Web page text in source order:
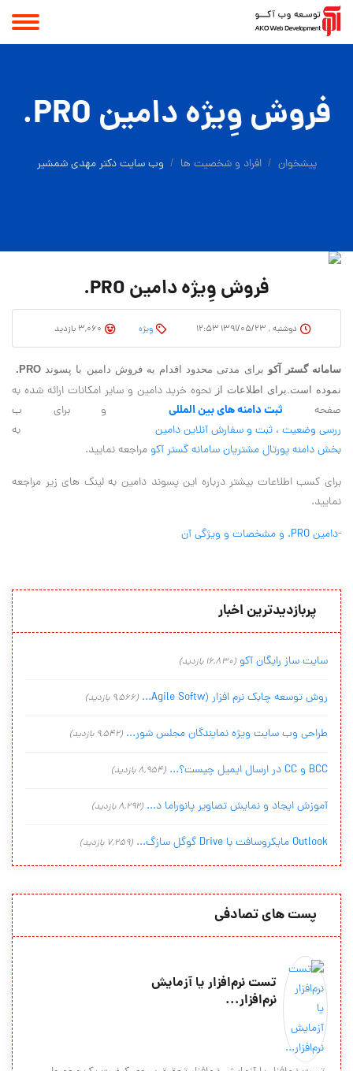
فروش وِیژه دامین PRO.
پیشخوان افراد و شخصیت ها وب سایت دکتر مهدی شمشیر
فروش وِیژه دامین PRO.
دوشنبه , ۱۳۹۱/۰۵/۲۳ ۱۲:۵۳ وِیژه
سامانه گستر آکو برای مدتی محدود اقدام به فروش دامین با پسوند PRO.
نموده است.برای اطلاعات از نحوه خرید دامین و سایر امکانات ارائه شده به
صفحه ثبت دامنه های بین المللیو برای ب
ررسی وضعیت ، ثبت و سفارش آنلاین دامین به
بخش دامنه پورتال مشتریان سامانه گستر آکو مراجعه نمایید.
برای کسب اطلاعات بیشتر درباره این پسوند دامین به لینک های زیر مراجعه
نمایید.
-دامین PRO. و مشخصات و ویژگی آن
پربازدیدترین اخبار
سایت ساز رایگان آکو (16,830 بازدید)
روش توسعه چابک نرم افزار (Agile Softw... (9,566 بازدید)
طراحی وب سایت ویژه نمایندگان مجلس شور... (9,542 بازدید)
BCC و CC در ارسال ایمیل چیست؟... (8,954 بازدید)
آموزش ایجاد و نمایش تصاویر پانوراما د... (8,292 بازدید)
Outlook مایکروسافت با Drive گوگل سازگ... (7,259 بازدید)
پست های تصادفی
تست نرم‌افزار یا آزمایش
نرم‌افزار...